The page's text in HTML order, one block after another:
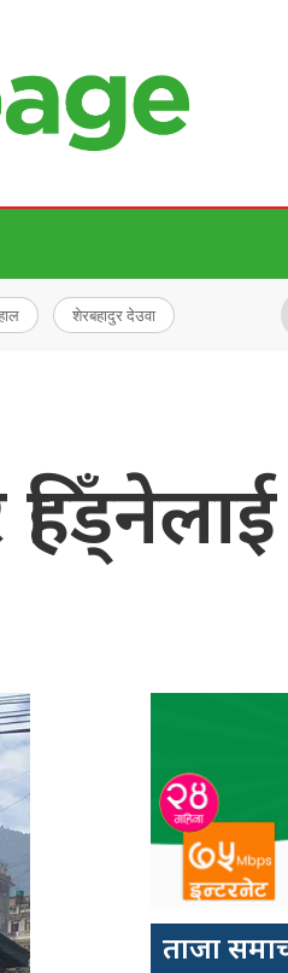
शेरबहादुर देउवा
ताजा